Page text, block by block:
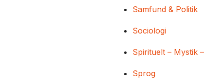
Samfund & Politik
Sociologi
Spirituelt – Mystik
Sprog